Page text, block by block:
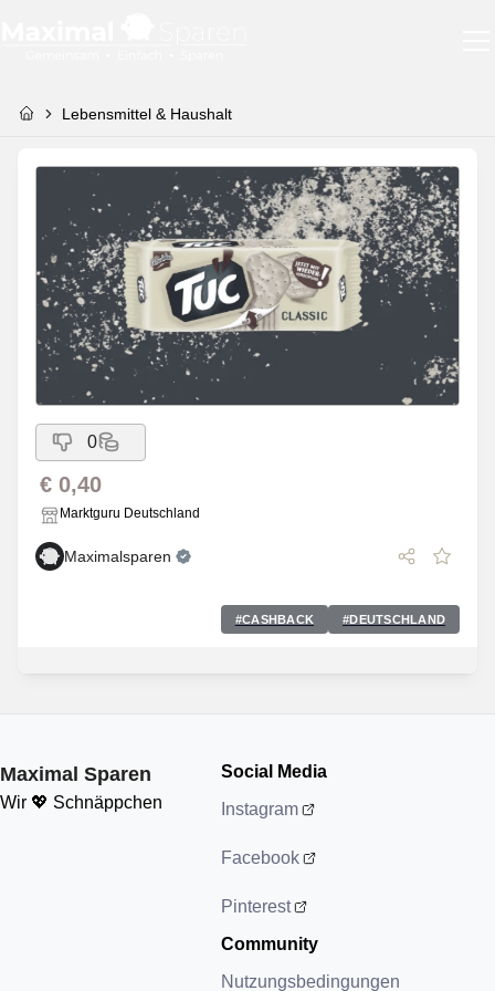
Lebensmittel & Haushalt
0
€ 0,40
Marktguru Deutschland
Maximalsparen
#CASHBACK #DEUTSCHLAND
Maximal Sparen
Wir 💖 Schnäppchen
Social Media
Instagram
Facebook
Pinterest
Community
Nutzungsbedingungen